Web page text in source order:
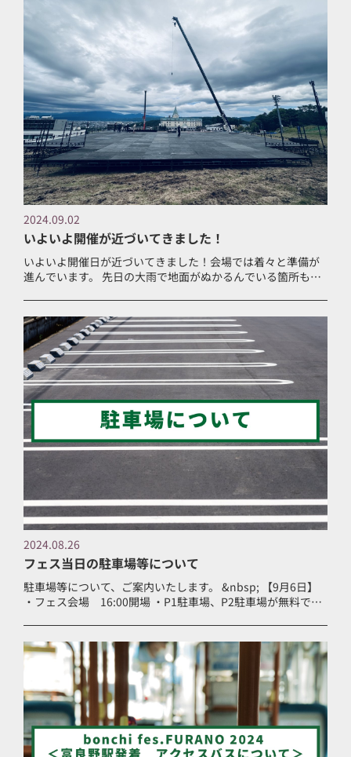
2024.09.02
いよいよ開催が近づいてきました！
いよいよ開催日が近づいてきました！会場では着々と準備が
進んでいます。 先日の大雨で地面がぬかるんでいる箇所もあ
&nbsp; 皆様のお越しをお待ち
2024.08.26
フェス当日の駐車場等について
駐車場等について、ご案内いたします。 &nbsp; 【9月6日】
・フェス会場 16:00開場 ・P1駐車場、P2駐車場が無料で使